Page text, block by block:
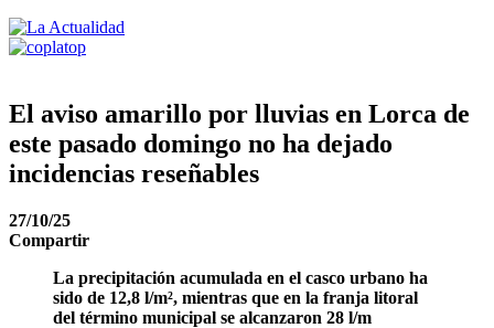
El aviso amarillo por lluvias en Lorca de
este pasado domingo no ha dejado
incidencias reseñables
27/10/25
Compartir
La precipitación acumulada en el casco urbano ha
sido de 12,8 l/m², mientras que en la franja litoral
del término municipal se alcanzaron 28 l/m